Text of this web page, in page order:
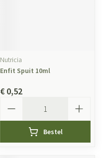
Nutricia
Enfit Spuit 10ml
€ 0,52
Bestel